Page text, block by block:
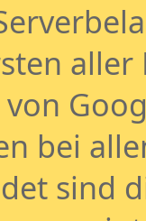
aller
bei
sind